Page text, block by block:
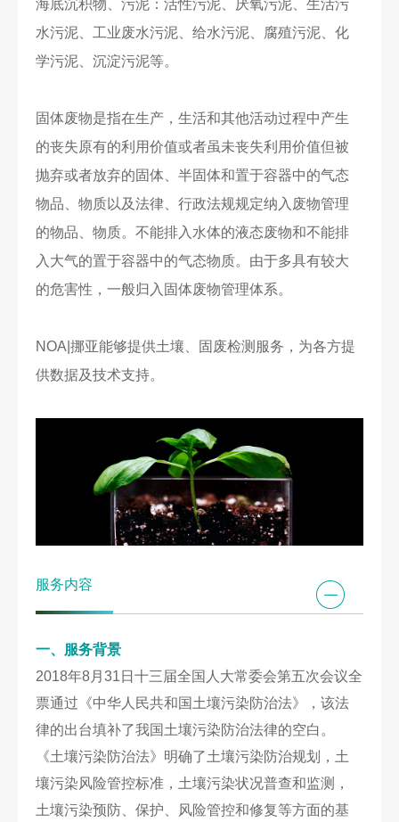
海底沉积物、污泥：活性污泥、厌氧污泥、生活污
水污泥、工业废水污泥、给水污泥、腐殖污泥、化
学污泥、沉淀污泥等。
固体废物是指在生产，生活和其他活动过程中产生
的丧失原有的利用价值或者虽未丧失利用价值但被
抛弃或者放弃的固体、半固体和置于容器中的气态
物品、物质以及法律、行政法规规定纳入废物管理
的物品、物质。不能排入水体的液态废物和不能排
入大气的置于容器中的气态物质。由于多具有较大
的危害性，一般归入固体废物管理体系。
NOA|挪亚能够提供土壤、固废检测服务，为各方提
供数据及技术支持。
服务内容
一、服务背景
2018年8月31日十三届全国人大常委会第五次会议全
票通过《中华人民共和国土壤污染防治法》，该法
律的出台填补了我国土壤污染防治法律的空白。
《土壤污染防治法》明确了土壤污染防治规划，土
壤污染风险管控标准，土壤污染状况普查和监测，
土壤污染预防、保护、风险管控和修复等方面的基